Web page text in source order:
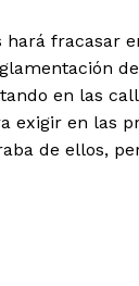
hará
en las
exigir en las
de ellos,